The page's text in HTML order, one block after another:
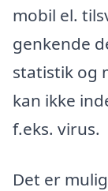
mobil el.
genkende
statistik og
kan ikke
f.eks. virus.
Det er